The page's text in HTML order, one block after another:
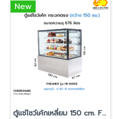
New
ตู้แช่โชว์เค้กเหลี่ยม 150 cm. FRESHER รุ่น FR-1500S